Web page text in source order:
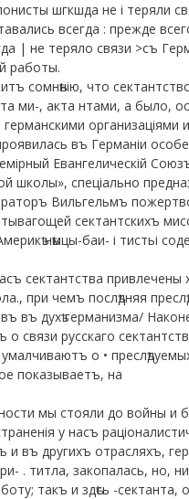
шгкшда не і теряли
всегда : прежде
| не теряло связи >съ
работы.
сомнѣнію, что
ми-, акта нтами, а было,
организаціями
въ Германіи
Евангелическій
школы», спеціально
Вильгельмъ
сектантскихъ
нѣмцы-баи- і тистьі
сектантства
при чемъ послѣдняя
въ духѣ германизма/
о связи русскаго
о •
показываетъ, на
мы стояли до войны и
у насъ
и въ другихъ отрасляхъ,
. титла, закопалась, но,
такъ и здѣсь -сектанта,